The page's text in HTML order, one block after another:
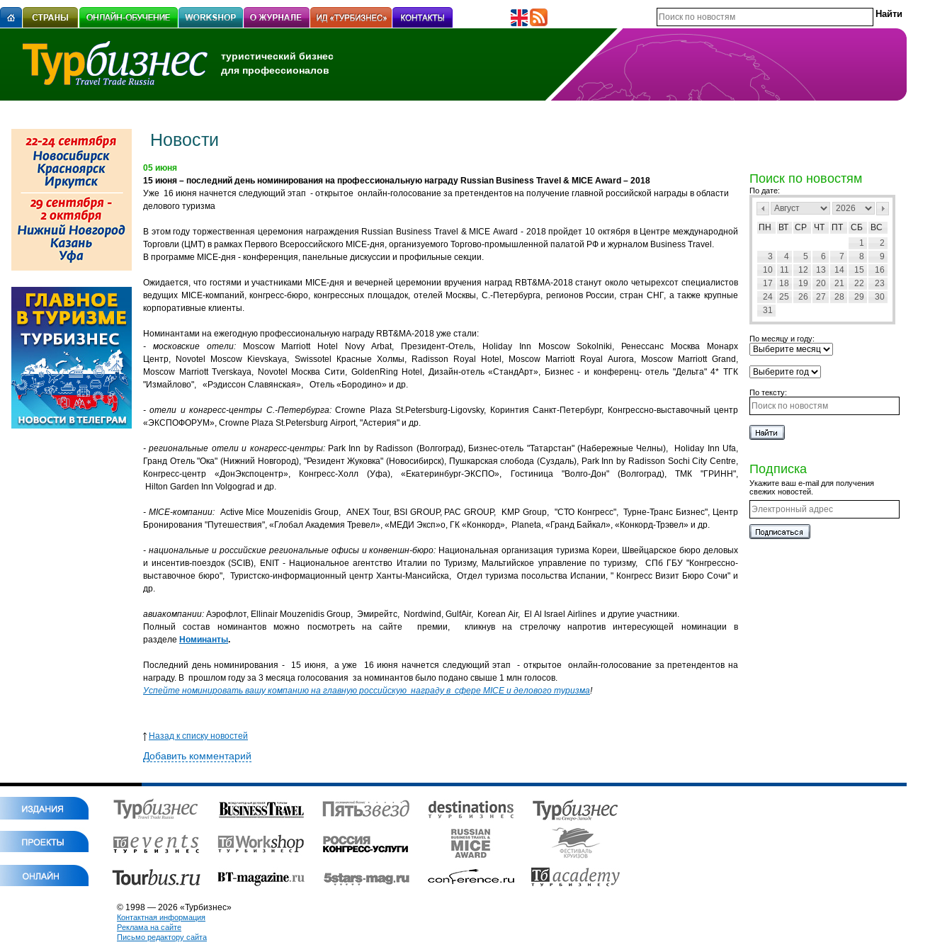
туристический бизнес
для профессионалов
Новости
05 июня
15 июня – последний день номинирования на профессиональную награду Russian Business Travel & MICE Award – 2018
Уже 16 июня начнется следующий этап - открытое онлайн-голосование за претендентов на получение главной российской награды в области
делового туризма
В этом году торжественная церемония награждения Russian Business Travel & MICE Award - 2018 пройдет 10 октября в Центре международной
Торговли (ЦМТ) в рамках Первого Всероссийского MICE-дня, организуемого Торгово-промышленной палатой РФ и журналом Business Travel.
В программе MICE-дня - конференция, панельные дискуссии и профильные секции.
Ожидается, что гостями и участниками MICE-дня и вечерней церемонии вручения наград RBT&MA-2018 станут около четырехсот специалистов
ведущих MICE-компаний, конгресс-бюро, конгрессных площадок, отелей Москвы, С.-Петербурга, регионов России, стран СНГ, а также крупные
корпоративные клиенты.
Номинантами на ежегодную профессиональную награду RBT&MA-2018 уже стали:
- московские отели:Moscow Marriott Hotel Novy Arbat, Президент-Отель, Holiday Inn Moscow Sokolniki, Ренессанс Москва Монарх
Центр, Novotel Moscow Kievskaya, Swissotel Красные Холмы, Radisson Royal Hotel, Moscow Marriott Royal Aurora, Moscow Marriott Grand,
Moscow Marriott Tverskaya, Novotel Москва Сити, GoldenRing Hotel, Дизайн-отель «СтандАрт», Бизнес - и конференц- отель "Дельта" 4* ТГК
"Измайлово", «Рэдиссон Славянская», Отель «Бородино» и др.
- отели и конгресс-центры С.-Петербурга:Crowne Plaza St.Petersburg-Ligovsky, Коринтия Санкт-Петербург, Конгрессно-выставочный центр
«ЭКСПОФОРУМ», Crowne Plaza St.Petersburg Airport, "Астерия" и др.
- региональные отели и конгресс-центры:Park Inn by Radisson (Волгоград), Бизнес-отель "Татарстан" (Набережные Челны), Holiday Inn Ufa,
Гранд Отель "Ока" (Нижний Новгород), "Резидент Жуковка" (Новосибирск), Пушкарская слобода (Суздаль), Park Inn by Radisson Sochi City Centre,
Конгресс-центр «ДонЭкспоцентр», Конгресс-Холл (Уфа), «Екатеринбург-ЭКСПО», Гостиница "Волго-Дон" (Волгоград), ТМК "ГРИНН",
Hilton Garden Inn Volgograd и др.
- MICE-компании:Active Mice Mouzenidis Group, ANEX Tour, BSI GROUP, PAC GROUP, KMP Group, "СТО Конгресс", Турне-Транс Бизнес", Центр
Бронирования "Путешествия", «Глобал Академия Тревел», «МЕДИ Эксп»о, ГК «Конкорд», Planeta, «Гранд Байкал», «Конкорд-Трэвел» и др.
- национальные и российские региональные офисы и конвеншн-бюро: Национальная организация туризма Кореи, Швейцарское бюро деловых
и инсентив-поездок (SCIB), ENIT - Национальное агентство Италии по Туризму, Мальтийское управление по туризму, СПб ГБУ "Конгрессно-
выставочное бюро", Туристско-информационный центр Ханты-Мансийска, Отдел туризма посольства Испании, " Конгресс Визит Бюро Сочи" и
др.
авиакомпании: Аэрофлот, Ellinair Mouzenidis Group, Эмирейтс, Nordwind, GulfAir, Korean Air, El Al Israel Airlines и другие участники.
Полный состав номинантов можно посмотреть на сайте премии, кликнув на стрелочку напротив интересующей номинации в
разделе Номинанты.
Последний день номинирования - 15 июня, а уже 16 июня начнется следующий этап - открытое онлайн-голосование за претендентов на
награду. В прошлом году за 3 месяца голосования за номинантов было подано свыше 1 млн голосов.
Успейте номинировать вашу компанию на главную российскую награду в сфере MICE и делового туризма!
Назад к списку новостей
Добавить комментарий
Поиск по новостям
По дате:
ПН ВТ СР ЧТ ПТ СБ
ВС
1
2
3
4 5 6 7 8
9
10
11 12 13 14 15
16
17
18 19 20 21 22
23
24
25 26 27 28 29
30
31
По месяцу и году:
По тексту:
Подписка
Укажите ваш e-mail для получения
свежих новостей.
© 1998 — 2026 «Турбизнес»
Контактная информация
Реклама на сайте
Письмо редактору сайта